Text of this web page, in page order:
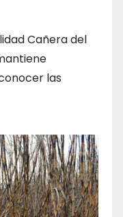
Cañera del
las